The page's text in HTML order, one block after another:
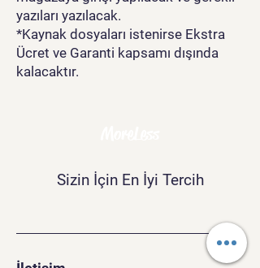
yazıları yazılacak.
*Kaynak dosyaları istenirse Ekstra
Ücret ve Garanti kapsamı dışında
kalacaktır.
Sizin İçin En İyi Tercih